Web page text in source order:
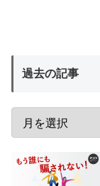
過去の記事